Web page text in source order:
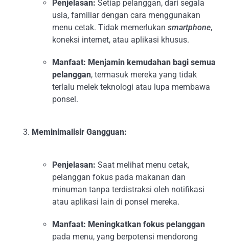
Penjelasan: Setiap pelanggan, dari segala
usia, familiar dengan cara menggunakan
menu cetak. Tidak memerlukansmartphone,
koneksi internet, atau aplikasi khusus.
Manfaat: Menjamin kemudahan bagi semua
pelanggan, termasuk mereka yang tidak
terlalu melek teknologi atau lupa membawa
ponsel.
Meminimalisir Gangguan:
Penjelasan: Saat melihat menu cetak,
pelanggan fokus pada makanan dan
minuman tanpa terdistraksi oleh notifikasi
atau aplikasi lain di ponsel mereka.
Manfaat: Meningkatkan fokus pelanggan
pada menu, yang berpotensi mendorong